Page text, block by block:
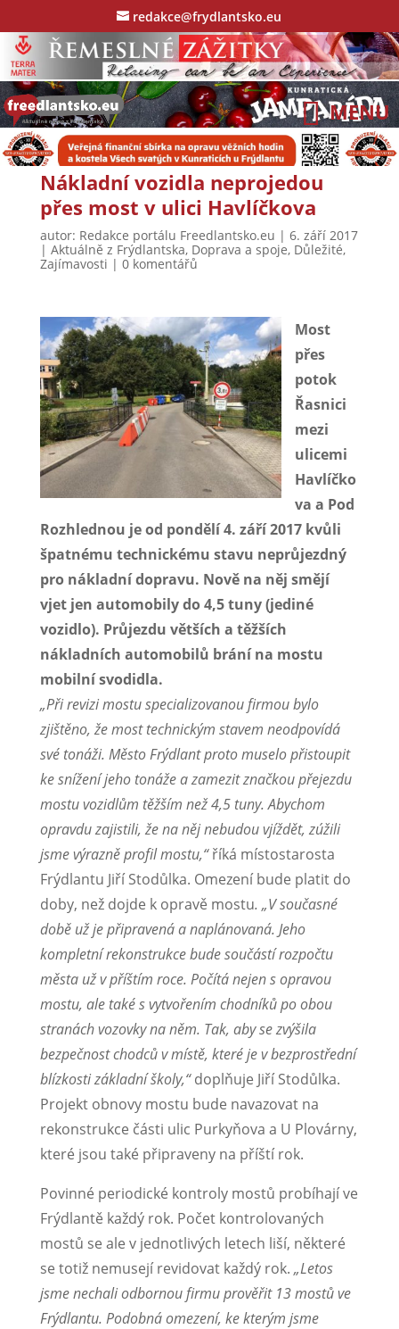
redakce@frydlantsko.eu
Nákladní vozidla neprojedou
přes most v ulici Havlíčkova
autor: Redakce portálu Freedlantsko.eu | 6. září 2017
| Aktuálně z Frýdlantska, Doprava a spoje, Důležité,
Zajímavosti | 0 komentářů
Most
přes
potok
Řasnici
mezi
ulicemi
Havlíčko
va a Pod
Rozhlednou je od pondělí 4. září 2017 kvůli
špatnému technickému stavu neprůjezdný
pro nákladní dopravu. Nově na něj smějí
vjet jen automobily do 4,5 tuny (jediné
vozidlo). Průjezdu větších a těžších
nákladních automobilů brání na mostu
mobilní svodidla.
„Při revizi mostu specializovanou firmou bylo
zjištěno, že most technickým stavem neodpovídá
své tonáži. Město Frýdlant proto muselo přistoupit
ke snížení jeho tonáže a zamezit značkou přejezdu
mostu vozidlům těžším než 4,5 tuny. Abychom
opravdu zajistili, že na něj nebudou vjíždět, zúžili
jsme výrazně profil mostu,“říká místostarosta
Frýdlantu Jiří Stodůlka. Omezení bude platit do
doby, než dojde k opravě mostu. „V současné
době už je připravená a naplánovaná. Jeho
kompletní rekonstrukce bude součástí rozpočtu
města už v příštím roce. Počítá nejen s opravou
mostu, ale také s vytvořením chodníků po obou
stranách vozovky na něm. Tak, aby se zvýšila
bezpečnost chodců v místě, které je v bezprostřední
blízkosti základní školy,“doplňuje Jiří Stodůlka.
Projekt obnovy mostu bude navazovat na
rekonstrukce části ulic Purkyňova a U Plovárny,
které jsou také připraveny na příští rok.
Povinné periodické kontroly mostů probíhají ve
Frýdlantě každý rok. Počet kontrolovaných
mostů se ale v jednotlivých letech liší, některé
se totiž nemusejí revidovat každý rok. „Letos
jsme nechali odbornou firmu prověřit 13 mostů ve
Frýdlantu. Podobná omezení, ke kterým jsme